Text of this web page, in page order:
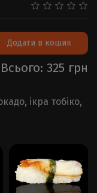
Додати в кошик
Всього: 325 грн
ікра тобіко,